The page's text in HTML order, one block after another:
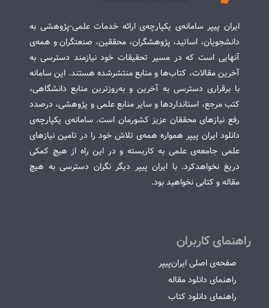
ایران پیپر سامانه‌ی یکپارچه‌ی ارائه خدمات علمی-پژوهشی به
دانشجویان، اساتید، پژوهشگران، محققین، صنعتگران و همه‌ی
آنهایی است که در مسیر تحقیقات خود نیازمند دسترسی به
آخرین مقالات، کتاب‌ها و منابع منتشرشده هستند. این سامانه
با برقراری دسترسی به آخرین و به‌روزترین منابع دانشگاهی،
کتب مرجع، استانداردها و سایر منابع علمی و پژوهشی، درصدد
رفع نیازهای محققان عزیز کشورمان است. سامانه‌ی یکپارچه‌ی
دانلود ایران پیپر همواره همه‌ی تلاش خود را در تامین نیازهای
علمی جامعه‌ی علمی به کاربسته و در این راه از هیچ کمکی
دریغ نخواهدکرد. با ایران پیپر دیگر نگران دسترسی به هیچ
مقاله و کتابی نخواهید بود.
راهنمای کاربران
صفحه‌ی اصلی ایران‌پیپر
راهنمای دانلود مقاله
راهنمای دانلود کتاب